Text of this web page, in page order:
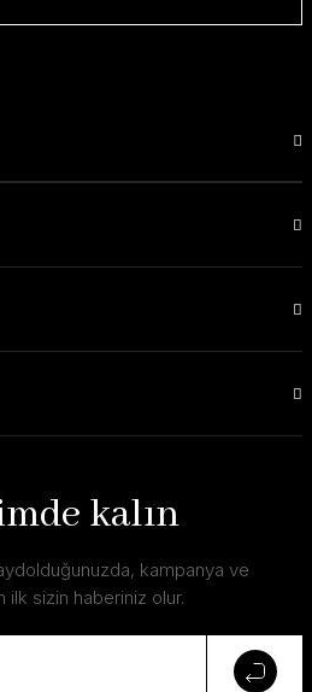
kalın
kampanya ve
ilk sizin haberiniz olur.